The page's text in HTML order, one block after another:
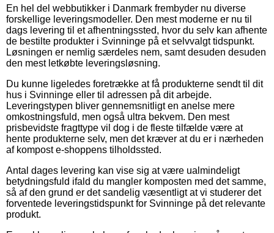
En hel del webbutikker i Danmark frembyder nu diverse
forskellige leveringsmodeller. Den mest moderne er nu til
dags levering til et afhentningssted, hvor du selv kan afhente
de bestilte produkter i Svinninge på et selvvalgt tidspunkt.
Løsningen er nemlig særdeles nem, samt desuden desuden
den mest letkøbte leveringsløsning.
Du kunne ligeledes foretrække at få produkterne sendt til dit
hus i Svinninge eller til adressen på dit arbejde.
Leveringstypen bliver gennemsnitligt en anelse mere
omkostningsfuld, men også ultra bekvem. Den mest
prisbevidste fragttype vil dog i de fleste tilfælde være at
hente produkterne selv, men det kræver at du er i nærheden
af kompost e-shoppens tilholdssted.
Antal dages levering kan vise sig at være ualmindeligt
betydningsfuld ifald du mangler komposten med det samme,
så af den grund er det sandelig væsentligt at vi studerer det
forventede leveringstidspunkt for Svinninge på det relevante
produkt.